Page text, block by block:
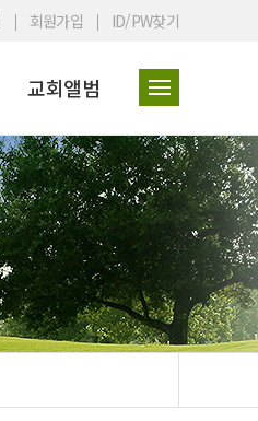
회원가입 ID/PW찾기
교회앨범